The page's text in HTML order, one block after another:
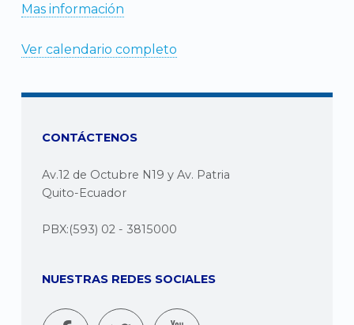
Mas información
Ver calendario completo
CONTÁCTENOS
Av.12 de Octubre N19 y Av. Patria
Quito-Ecuador
PBX:(593) 02 - 3815000
NUESTRAS REDES SOCIALES